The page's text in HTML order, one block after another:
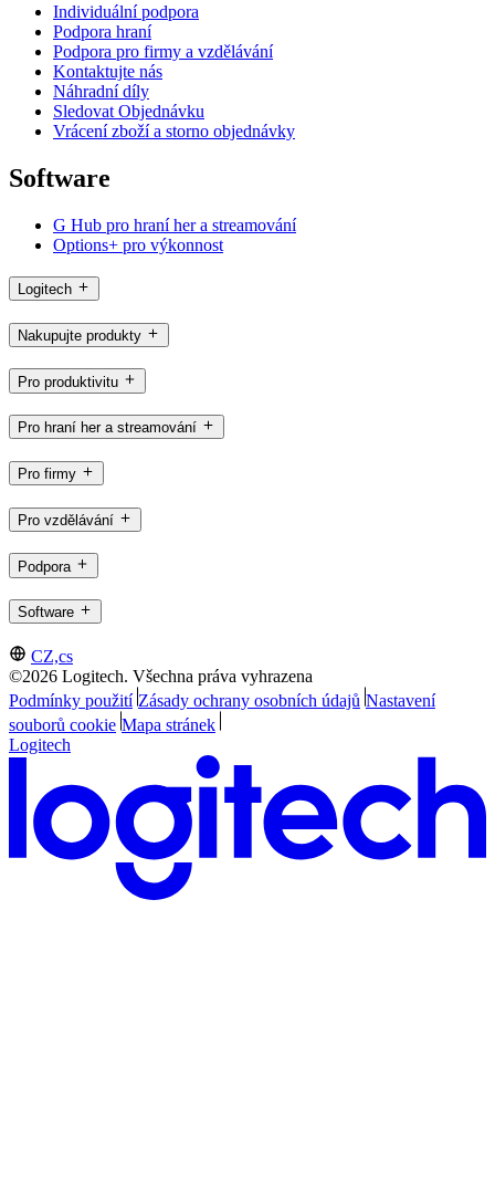
Individuální podpora
Podpora hraní
Podpora pro firmy a vzdělávání
Kontaktujte nás
Náhradní díly
Sledovat Objednávku
Vrácení zboží a storno objednávky
Software
G Hub pro hraní her a streamování
Options+ pro výkonnost
Logitech
Nakupujte produkty
Pro produktivitu
Pro hraní her a streamování
Pro firmy
Pro vzdělávání
Podpora
Software
CZ,cs
©2026 Logitech. Všechna práva vyhrazena
Podmínky použití Zásady ochrany osobních údajů Nastavení
souborů cookie Mapa stránek
Logitech